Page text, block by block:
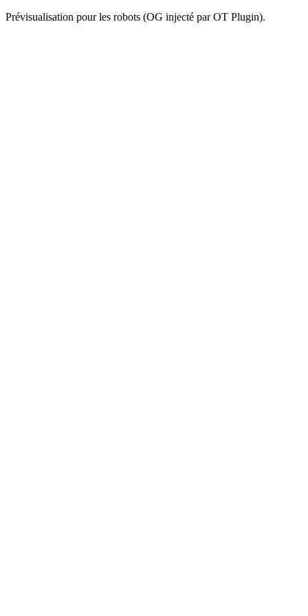
Prévisualisation pour les robots (OG injecté par OT Plugin).